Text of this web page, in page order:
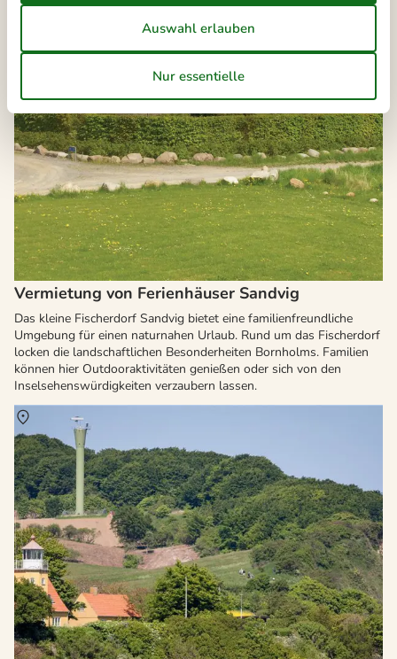
Vermietung von Ferienhäuser Sandvig
Das kleine Fischerdorf Sandvig bietet eine familienfreundliche
Umgebung für einen naturnahen Urlaub. Rund um das Fischerdorf
locken die landschaftlichen Besonderheiten Bornholms. Familien
können hier Outdooraktivitäten genießen oder sich von den
Inselsehenswürdigkeiten verzaubern lassen.
Ostsee